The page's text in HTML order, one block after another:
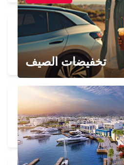
DARMSTADT
DARMSTADT NORTH - GERMANY
RUESSELSHEIM
RUESSELSHEIM - GERMANY
تخفيضات الصيف